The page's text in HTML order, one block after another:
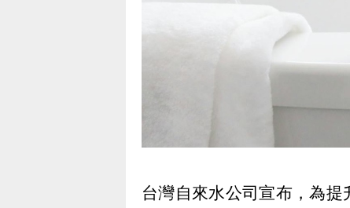
台灣自來水公司宣布，為